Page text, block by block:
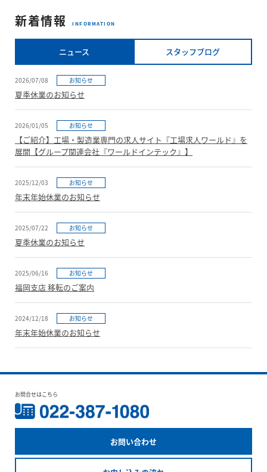
新着情報 INFORMATION
ニュース スタッフブログ
2026/07/08 お知らせ
夏季休業のお知らせ
2026/01/05 お知らせ
【ご紹介】工場・製造業専門の求人サイト『工場求人ワールド』を
展開【グループ関連会社『ワールドインテック』】
2025/12/03 お知らせ
年末年始休業のお知らせ
2025/07/22 お知らせ
夏季休業のお知らせ
2025/06/16 お知らせ
福岡支店 移転のご案内
2024/12/18 お知らせ
年末年始休業のお知らせ
お問合せはこちら
お問い合わせ